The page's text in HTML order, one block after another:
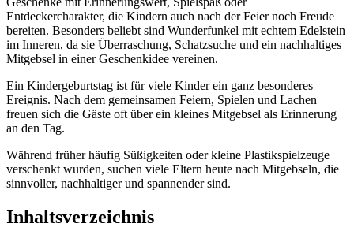
Entdeckercharakter, die Kindern auch nach der Feier noch Freude
bereiten. Besonders beliebt sind Wunderfunkel mit echtem Edelstein
im Inneren, da sie Überraschung, Schatzsuche und ein nachhaltiges
Mitgebsel in einer Geschenkidee vereinen.
Ein Kindergeburtstag ist für viele Kinder ein ganz besonderes
Ereignis. Nach dem gemeinsamen Feiern, Spielen und Lachen
freuen sich die Gäste oft über ein kleines Mitgebsel als Erinnerung
an den Tag.
Während früher häufig Süßigkeiten oder kleine Plastikspielzeuge
verschenkt wurden, suchen viele Eltern heute nach Mitgebseln, die
sinnvoller, nachhaltiger und spannender sind.
Inhaltsverzeichnis